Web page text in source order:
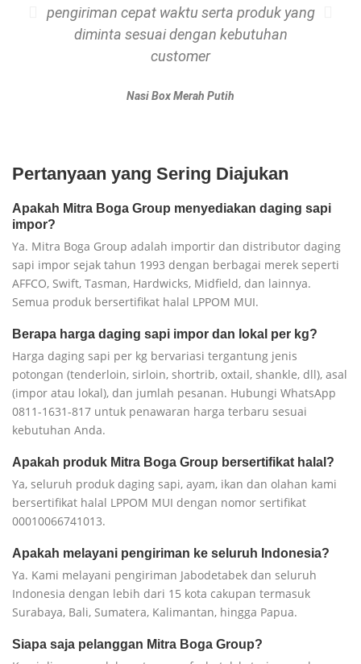
pengiriman cepat waktu serta produk yang
diminta sesuai dengan kebutuhan
customer
Nasi Box Merah Putih
Pertanyaan yang Sering Diajukan
Apakah Mitra Boga Group menyediakan daging sapi
impor?
Ya. Mitra Boga Group adalah importir dan distributor daging
sapi impor sejak tahun 1993 dengan berbagai merek seperti
AFFCO, Swift, Tasman, Hardwicks, Midfield, dan lainnya.
Semua produk bersertifikat halal LPPOM MUI.
Berapa harga daging sapi impor dan lokal per kg?
Harga daging sapi per kg bervariasi tergantung jenis
potongan (tenderloin, sirloin, shortrib, oxtail, shankle, dll), asal
(impor atau lokal), dan jumlah pesanan. Hubungi WhatsApp
0811-1631-817 untuk penawaran harga terbaru sesuai
kebutuhan Anda.
Apakah produk Mitra Boga Group bersertifikat halal?
Ya, seluruh produk daging sapi, ayam, ikan dan olahan kami
bersertifikat halal LPPOM MUI dengan nomor sertifikat
00010066741013.
Apakah melayani pengiriman ke seluruh Indonesia?
Ya. Kami melayani pengiriman Jabodetabek dan seluruh
Indonesia dengan lebih dari 15 kota cakupan termasuk
Surabaya, Bali, Sumatera, Kalimantan, hingga Papua.
Siapa saja pelanggan Mitra Boga Group?